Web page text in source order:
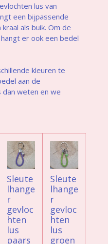
lus van
een bijpassende
als buik. Om de
er ook een bedel
kleuren te
aan de
dan weten en we
Sleute
lhange
r
gevloc
hten
lus
paars
Sleute
lhange
r
gevloc
hten
lus
groen